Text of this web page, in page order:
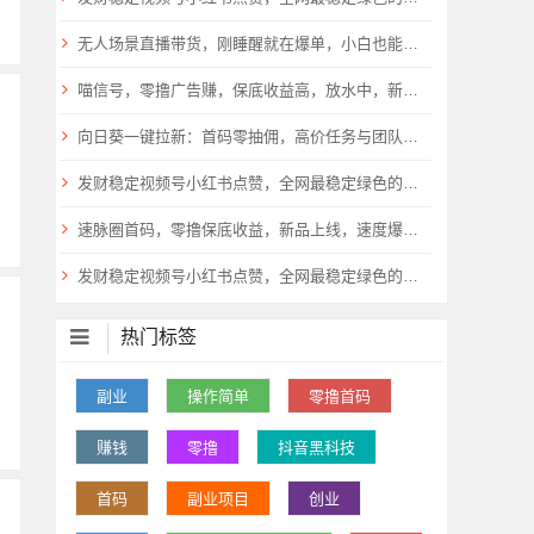
无人场景直播带货，刚睡醒就在爆单，小白也能做！
喵信号，零撸广告赚，保底收益高，放水中，新品上线，
​向日葵一键拉新：首码零抽佣，高价任务与团队扶持倾斜9
发财稳定视频号小红书点赞，全网最稳定绿色的项目，一起起飞
速脉圈首码，零撸保底收益，新品上线，速度爆粉，抓紧上车
发财稳定视频号小红书点赞，全网最稳定绿色的项目，一起起飞
热门标签
副业 操作简单 零撸首码
赚钱 零撸 抖音黑科技
首码 副业项目 创业